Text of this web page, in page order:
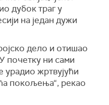
дубок траг у
на један дужи
дело и отишао
почетку ни сами
урадио жртвујући
покољења“, рекао